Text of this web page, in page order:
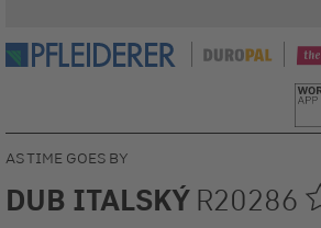
AS TIME GOES BY
DUB ITALSKÝ R20286